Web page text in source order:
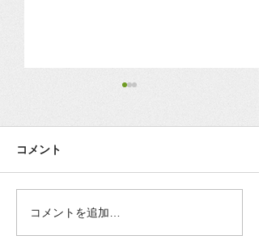
諸事情により突然で申し訳ご
ざいませんが、臨時の店休日
とさせて頂きます。 ご来店を
予定されていた方には大変ご
コメント
コメントを追加…